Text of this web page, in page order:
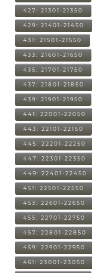
427: 21301-21350
429: 21401-21450
431: 21501-21550
433: 21601-21650
435: 21701-21750
437: 21801-21850
439: 21901-21950
441: 22001-22050
443: 22101-22150
445: 22201-22250
447: 22301-22350
449: 22401-22450
451: 22501-22550
453: 22601-22650
455: 22701-22750
457: 22801-22850
459: 22901-22950
461: 23001-23050